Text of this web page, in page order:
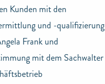
Kunden mit den
und -qualifizierung
Frank und
mit dem Sachwalter